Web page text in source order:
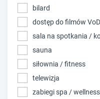
bilard
dostęp do filmów
sala na spotkania /
sauna
siłownia / fitness
telewizja
zabiegi spa / wellness